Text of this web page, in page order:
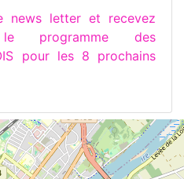
news letter et recevez
programme des
pour les 8 prochains